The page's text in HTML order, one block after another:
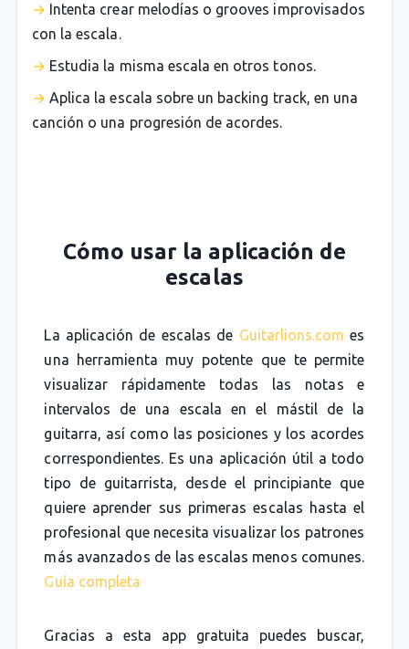
Intenta crear melodías o grooves improvisados
con la escala.
Estudia la misma escala en otros tonos.
Aplica la escala sobre un backing track, en una
canción o una progresión de acordes.
Cómo usar la aplicación de
escalas
La aplicación de escalas de Guitarlions.com es
una herramienta muy potente que te permite
visualizar rápidamente todas las notas e
intervalos de una escala en el mástil de la
guitarra, así como las posiciones y los acordes
correspondientes. Es una aplicación útil a todo
tipo de guitarrista, desde el principiante que
quiere aprender sus primeras escalas hasta el
profesional que necesita visualizar los patrones
más avanzados de las escalas menos comunes.
Guía completa
Gracias a esta app gratuita puedes buscar,